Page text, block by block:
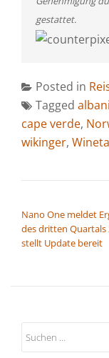
gestattet.
Posted in
Tagged
cape verde,
wikinger,
Nano One meldet
des dritten Quartals
stellt Update bereit